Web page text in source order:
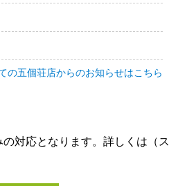
の五個荘店からのお知らせはこちら
対応となります。詳しくは（ス